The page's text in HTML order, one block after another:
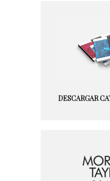
DESCARGAR